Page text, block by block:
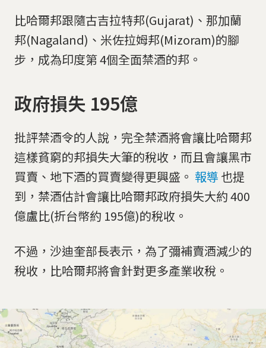
比哈爾邦跟隨古吉拉特邦(Gujarat)、那加蘭
邦(Nagaland)、米佐拉姆邦(Mizoram)的腳
步，成為印度第 4個全面禁酒的邦。
政府損失 195億
批評禁酒令的人說，完全禁酒將會讓比哈爾邦
這樣貧窮的邦損失大筆的稅收，而且會讓黑市
買賣、地下酒的買賣變得更興盛。 報導 也提
到，禁酒估計會讓比哈爾邦政府損失大約 400
億盧比(折台幣約 195億)的稅收。
不過，沙迪奎部長表示，為了彌補賣酒減少的
稅收，比哈爾邦將會針對更多產業收稅。